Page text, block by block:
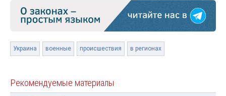
Украина военные происшествия в регионах
Рекомендуемые материалы